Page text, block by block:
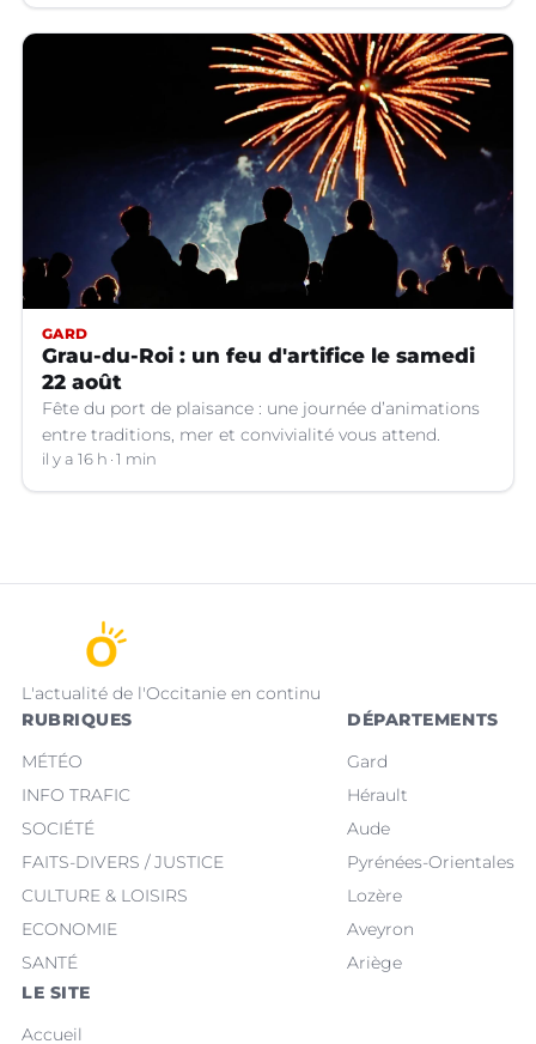
GARD
Grau-du-Roi : un feu d'artifice le samedi
22 août
Fête du port de plaisance : une journée d’animations
entre traditions, mer et convivialité vous attend.
il y a 16 h 1 min
L'actualité de l'Occitanie en continu
RUBRIQUES
MÉTÉO
INFO TRAFIC
SOCIÉTÉ
FAITS-DIVERS / JUSTICE
CULTURE & LOISIRS
ECONOMIE
SANTÉ
DÉPARTEMENTS
Gard
Hérault
Aude
Pyrénées-Orientales
Lozère
Aveyron
Ariège
LE SITE
Accueil